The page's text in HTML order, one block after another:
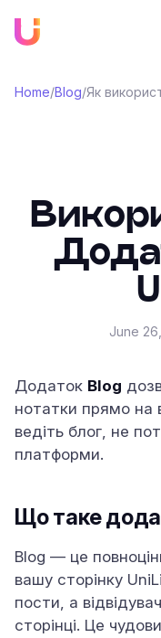
Home/Blog/Як
June
Додаток Blog
нотатки прямо на
ведіть блог, не
платформи.
Що таке
Blog — це
вашу сторінку
пости, а
сторінці. Це